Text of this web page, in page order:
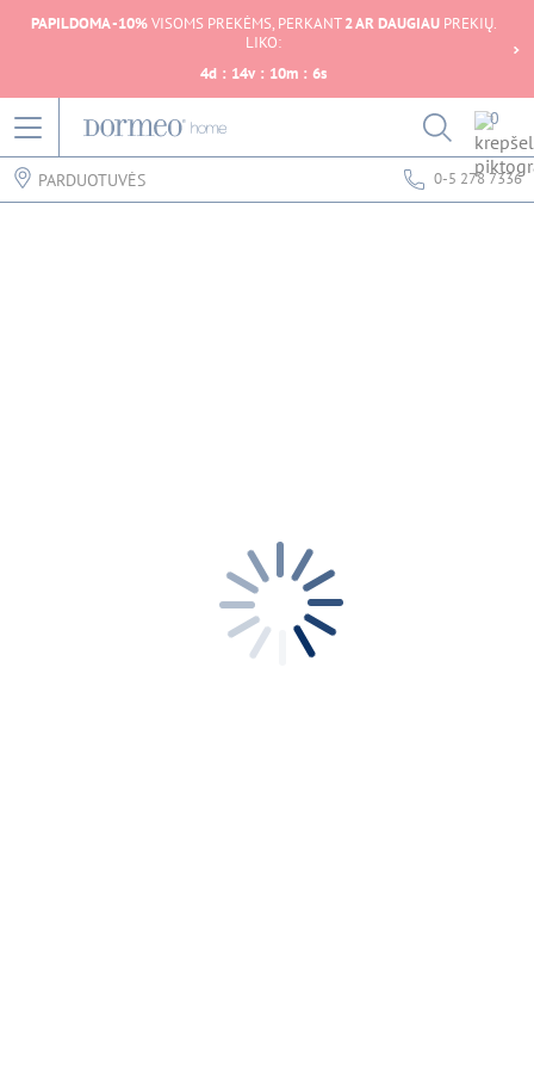
PAPILDOMA -10%VISOMS PREKĖMS, PERKANT2 AR DAUGIAUPREKIŲ.
LIKO:
4d : 14v : 10m : 6s
0
PARDUOTUVĖS 0-5 278 7336